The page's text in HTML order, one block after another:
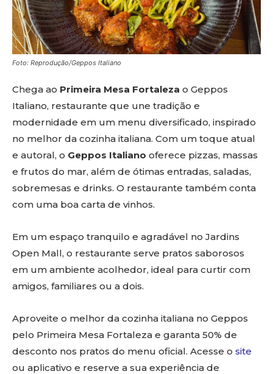
Foto: Reprodução/Geppos Italiano
Chega ao Primeira Mesa Fortaleza o Geppos
Italiano, restaurante que une tradição e
modernidade em um menu diversificado, inspirado
no melhor da cozinha italiana. Com um toque atual
e autoral, o Geppos Italiano oferece pizzas, massas
e frutos do mar, além de ótimas entradas, saladas,
sobremesas e drinks. O restaurante também conta
com uma boa carta de vinhos.
Em um espaço tranquilo e agradável no Jardins
Open Mall, o restaurante serve pratos saborosos
em um ambiente acolhedor, ideal para curtir com
amigos, familiares ou a dois.
Aproveite o melhor da cozinha italiana no Geppos
pelo Primeira Mesa Fortaleza e garanta 50% de
desconto nos pratos do menu oficial. Acesse o site
ou aplicativo e reserve a sua experiência de